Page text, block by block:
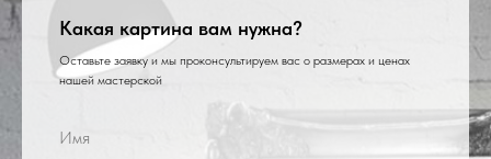
Какая картина вам нужна?
Оставьте заявку и мы проконсультируем вас о размерах и ценах
нашей мастерской